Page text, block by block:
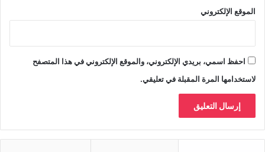
الموقع الإلكتروني
احفظ اسمي، بريدي الإلكتروني، والموقع الإلكتروني في هذا المتصفح
لاستخدامها المرة المقبلة في تعليقي.